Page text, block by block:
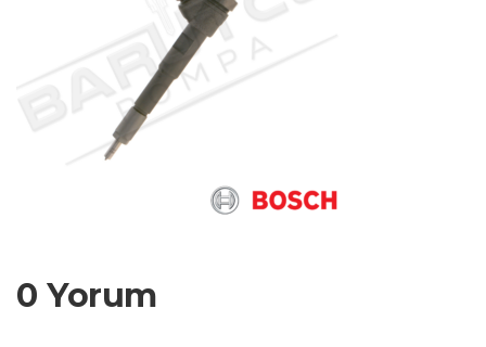
0 Yorum